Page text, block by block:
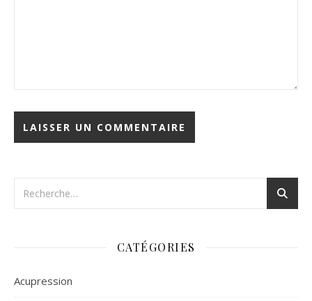
CATÉGORIES
Acupression